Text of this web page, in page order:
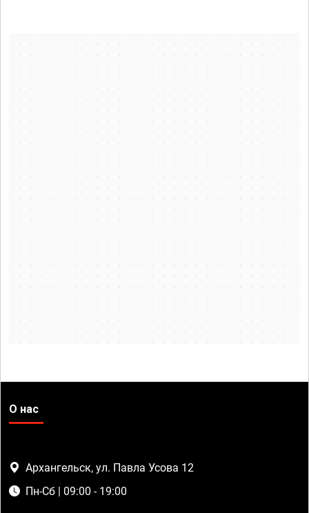
О нас
Архангельск, ул. Павла Усова 12
Пн-Сб | 09:00 - 19:00